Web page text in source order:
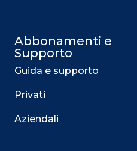
Abbonamenti e
Supporto
Guida e supporto
Privati
Aziendali